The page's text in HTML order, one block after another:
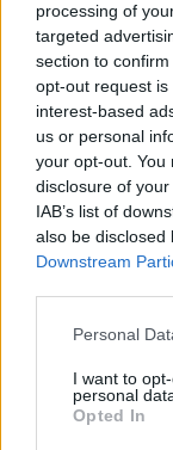
processing of
targeted
section to
opt-out request
interest-based
us or personal
your opt-out. You
disclosure of
IAB’s list of
also be disclosed
Downstream
Personal
I want to
personal
Opted In
Eurobank:
πετρελαίου
Οι ελληνικές
στην
προσέλκυση
06/08/2026 - 15:56
Δείκτης Τιμών,
κτηνοτρόφους
πυρετό